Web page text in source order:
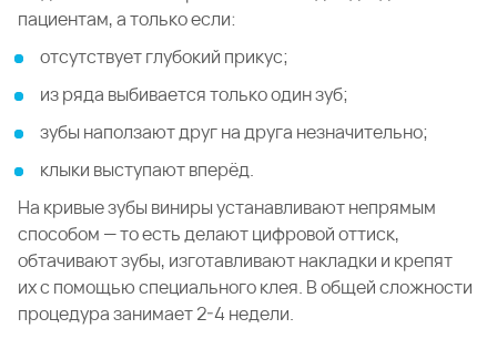
пациентам, а только если:
отсутствует глубокий прикус;
из ряда выбивается только один зуб;
зубы наползают друг на друга незначительно;
клыки выступают вперёд.
На кривые зубы виниры устанавливают непрямым
способом — то есть делают цифровой оттиск,
обтачивают зубы, изготавливают накладки и крепят
их с помощью специального клея. В общей сложности
процедура занимает 2-4 недели.